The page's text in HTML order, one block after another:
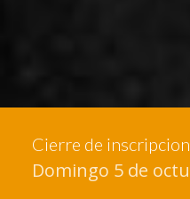
Cierre de
Domingo 5 de